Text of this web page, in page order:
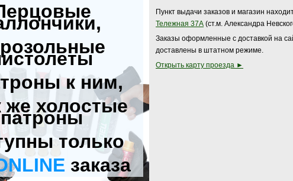
к ним,
же холостые
патроны
только
заказа
Пункт выдачи заказов и магазин
Тележная 37А (ст.м. Александра
Заказы оформленные с доставкой на
доставлены в штатном режиме.
Открыть карту проезда ►